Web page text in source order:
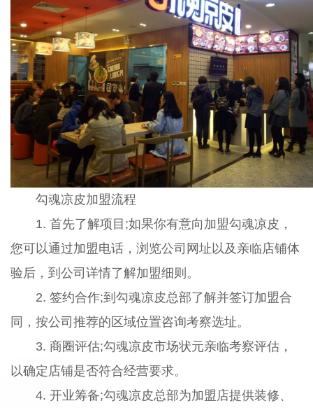
勾魂凉皮加盟流程
1. 首先了解项目;如果你有意向加盟勾魂凉皮，
您可以通过加盟电话，浏览公司网址以及亲临店铺体
验后，到公司详情了解加盟细则。
2. 签约合作;到勾魂凉皮总部了解并签订加盟合
同，按公司推荐的区域位置咨询考察选址。
3. 商圈评估;勾魂凉皮市场状元亲临考察评估，
以确定店铺是否符合经营要求。
4. 开业筹备;勾魂凉皮总部为加盟店提供装修、